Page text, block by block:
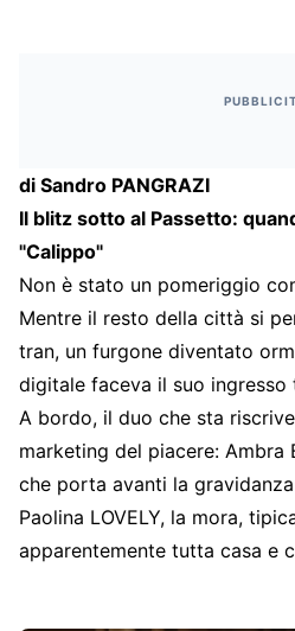
di Sandro PANGRAZI
Il blitz sotto al Passetto:
"Calippo"
Non è stato un pomeriggio
Mentre il resto della città si
tran, un furgone diventato
digitale faceva il suo ingresso
A bordo, il duo che sta
marketing del piacere: Ambra
che porta avanti la
Paolina LOVELY, la mora,
apparentemente tutta casa e